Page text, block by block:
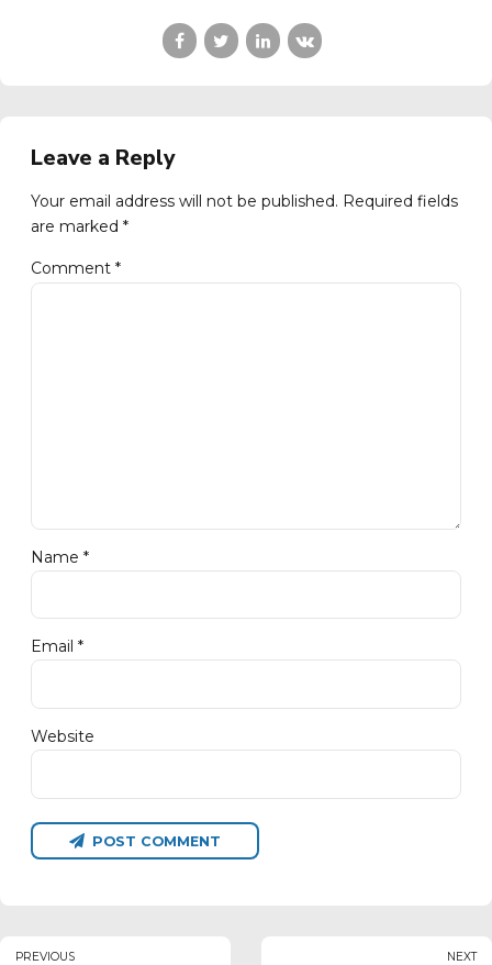
Leave a Reply
Your email address will not be published. Required fields
are marked *
Comment *
Name *
Email *
Website
POST COMMENT
PREVIOUS NEXT